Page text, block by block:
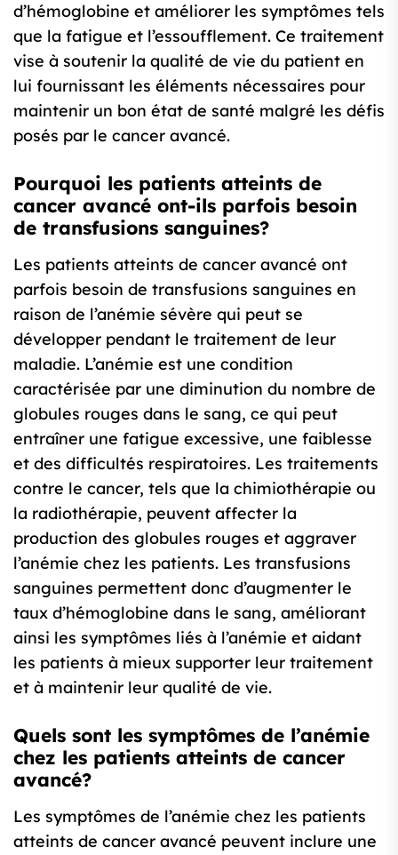
d’hémoglobine et améliorer les symptômes tels
que la fatigue et l’essoufflement. Ce traitement
vise à soutenir la qualité de vie du patient en
lui fournissant les éléments nécessaires pour
maintenir un bon état de santé malgré les défis
posés par le cancer avancé.
Pourquoi les patients atteints de
cancer avancé ont-ils parfois besoin
de transfusions sanguines?
Les patients atteints de cancer avancé ont
parfois besoin de transfusions sanguines en
raison de l’anémie sévère qui peut se
développer pendant le traitement de leur
maladie. L’anémie est une condition
caractérisée par une diminution du nombre de
globules rouges dans le sang, ce qui peut
entraîner une fatigue excessive, une faiblesse
et des difficultés respiratoires. Les traitements
contre le cancer, tels que la chimiothérapie ou
la radiothérapie, peuvent affecter la
production des globules rouges et aggraver
l’anémie chez les patients. Les transfusions
sanguines permettent donc d’augmenter le
taux d’hémoglobine dans le sang, améliorant
ainsi les symptômes liés à l’anémie et aidant
les patients à mieux supporter leur traitement
et à maintenir leur qualité de vie.
Quels sont les symptômes de l’anémie
chez les patients atteints de cancer
avancé?
Les symptômes de l’anémie chez les patients
atteints de cancer avancé peuvent inclure une